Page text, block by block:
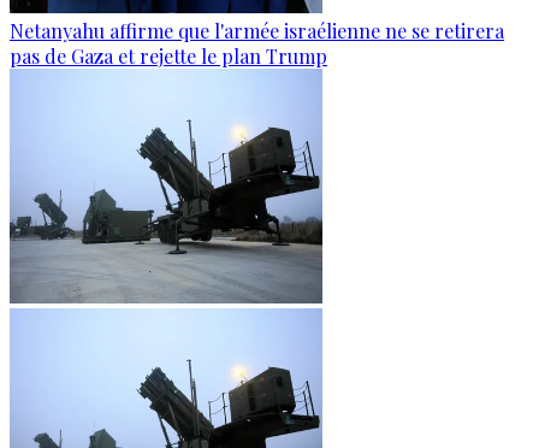
Netanyahu affirme que l'armée israélienne ne se retirera
pas de Gaza et rejette le plan Trump